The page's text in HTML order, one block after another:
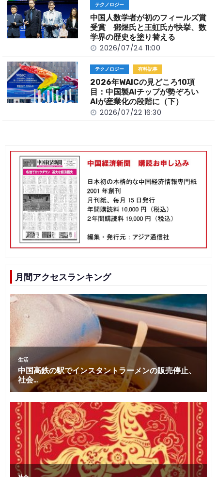
テクノロジー
中国人数学者が初のフィールズ賞
受賞 鄧煜氏と王虹氏が快挙、数
学界の歴史を塗り替える
2026/07/24 11:00
テクノロジー 有料記事
2026年WAICの見どころ10項
目：中国製AIチップが勢ぞろい
AIが産業化の段階に（下）
2026/07/22 16:30
月間アクセスランキング